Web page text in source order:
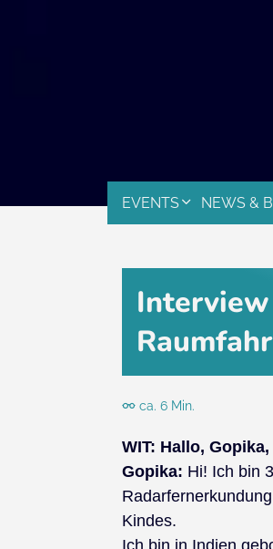
EVENTS NEWS &
ca. 6 Min.
WIT: Hallo,
Gopika: Hi! Ich bin
Kindes.
Ich bin in Indien